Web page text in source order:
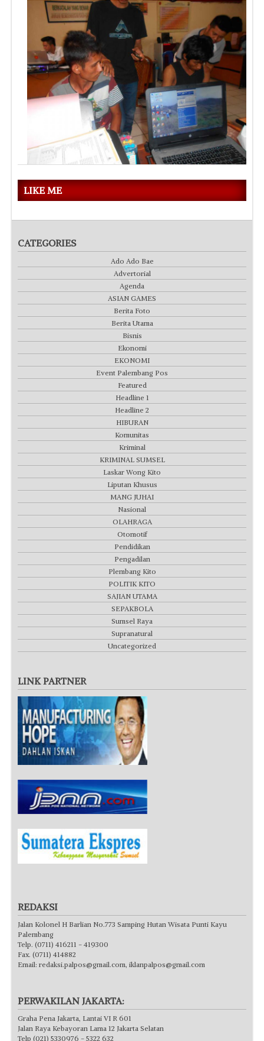
LIKE ME
CATEGORIES
Ado Ado Bae
Advertorial
Agenda
ASIAN GAMES
Berita Foto
Berita Utama
Bisnis
Ekonomi
EKONOMI
Event Palembang Pos
Featured
Headline 1
Headline 2
HIBURAN
Komunitas
Kriminal
KRIMINAL SUMSEL
Laskar Wong Kito
Liputan Khusus
MANG JUHAI
Nasional
OLAHRAGA
Otomotif
Pendidikan
Pengadilan
Plembang Kito
POLITIK KITO
SAJIAN UTAMA
SEPAKBOLA
Sumsel Raya
Supranatural
Uncategorized
LINK PARTNER
REDAKSI
Jalan Kolonel H Barlian No.773 Samping Hutan Wisata Punti Kayu
Palembang
Telp. (0711) 416211 - 419300
Fax. (0711) 414882
Email:
redaksi.palpos@gmail.com iklanpalpos@gmail.com
PERWAKILAN JAKARTA:
Graha Pena Jakarta, Lantai VI R 601
Jalan Raya Kebayoran Lama 12 Jakarta Selatan
Telp (021) 5330976 - 5322 632